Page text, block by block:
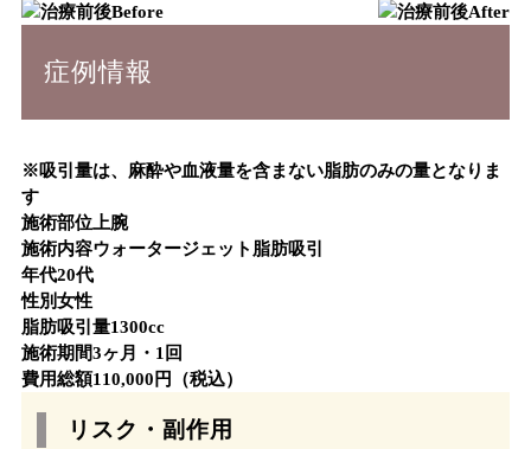
Before After
症例情報
※吸引量は、麻酔や血液量を含まない脂肪のみの量となりま
す
施術部位上腕
施術内容ウォータージェット脂肪吸引
年代20代
性別女性
脂肪吸引量1300cc
施術期間3ヶ月・1回
費用総額110,000円（税込）
リスク・副作用